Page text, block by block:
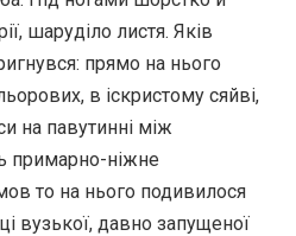
шаруділо листя. Яків
прямо на нього
в іскристому сяйві,
на павутинні між
примарно-ніжне
то на нього подивилося
вузької, давно запущеної